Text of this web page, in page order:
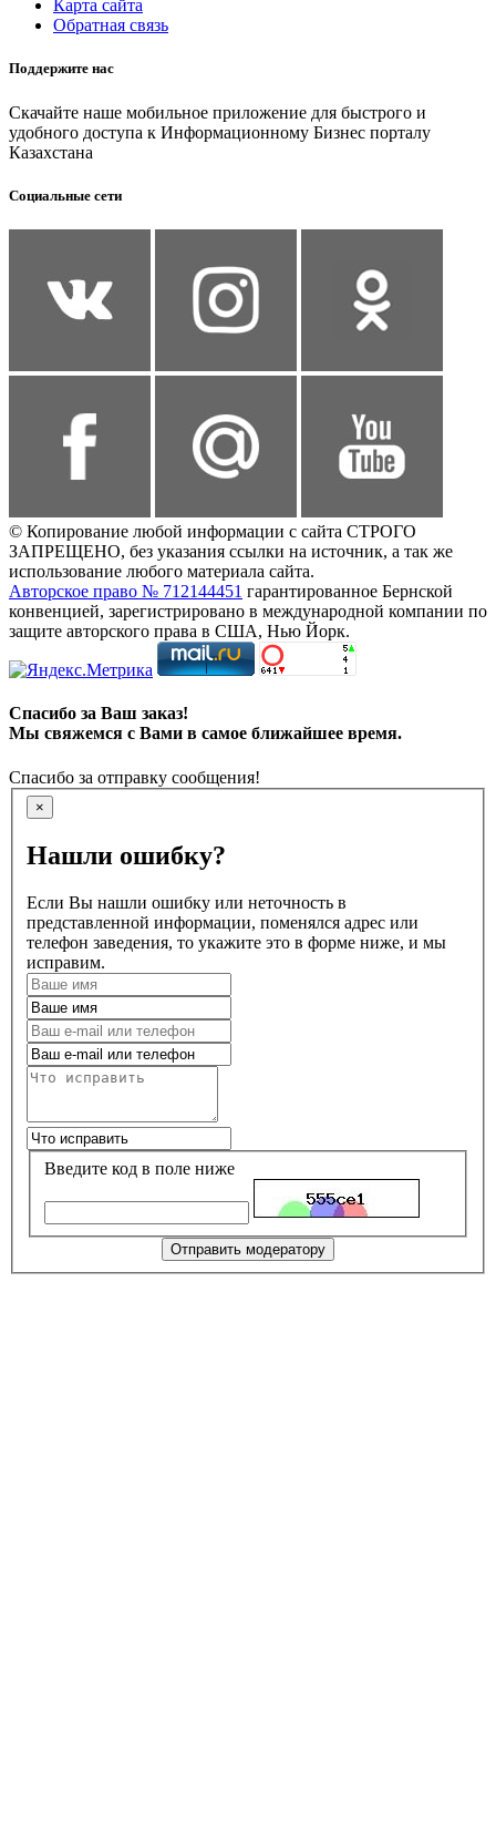
Карта сайта
Обратная связь
Поддержите нас
Скачайте наше мобильное приложение для быстрого и
удобного доступа к Информационному Бизнес порталу
Казахстана
Социальные сети
© Копирование любой информации с сайта СТРОГО
ЗАПРЕЩЕНО, без указания ссылки на источник, а так же
использование любого материала сайта.
Авторское право № 712144451 гарантированное Бернской
конвенцией, зарегистрировано в международной компании по
защите авторского права в США, Нью Йорк.
Спасибо за Ваш заказ!
Мы свяжемся с Вами в самое ближайшее время.
Спасибо за отправку сообщения!
×
Нашли ошибку?
Если Вы нашли ошибку или неточность в
представленной информации, поменялся адрес или
телефон заведения, то укажите это в форме ниже, и мы
исправим.
Введите код в поле ниже
Отправить модератору